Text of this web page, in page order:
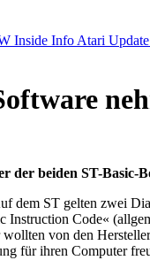
Inside Info Atari Update
der beiden ST-Basic-
dem ST gelten zwei
Code«
von den
für ihren Computer